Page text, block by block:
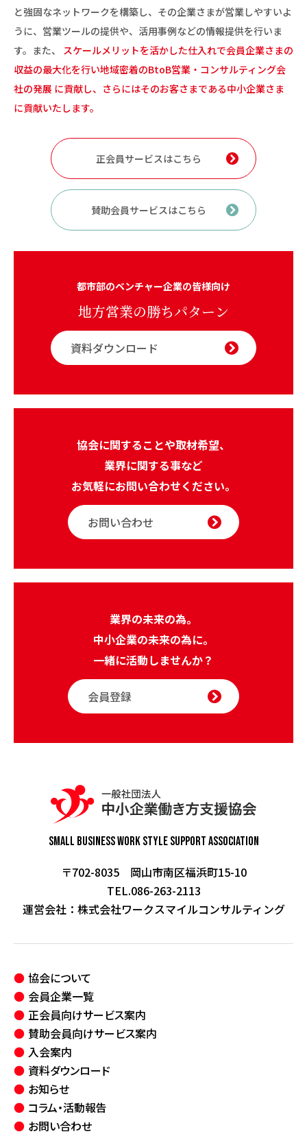
と強固なネットワークを構築し、その企業さまが営業しやすいよ
うに、営業ツールの提供や、活用事例などの情報提供を行いま
す。また、 スケールメリットを活かした仕入れで会員企業さまの
収益の最大化を行い地域密着のBtoB営業・コンサルティング会
社の発展 に貢献し、さらにはそのお客さまである中小企業さま
に貢献いたします。
正会員サービスはこちら
賛助会員サービスはこちら
都市部のベンチャー企業の皆様向け
地方営業の勝ちパターン
資料ダウンロード
協会に関することや取材希望、
業界に関する事など
お気軽にお問い合わせください。
お問い合わせ
業界の未来の為。
中小企業の未来の為に。
一緒に活動しませんか？
会員登録
Small Business Work StyleSupport Association
〒702-8035 岡山市南区福浜町15-10
TEL.086-263-2113
運営会社： 株式会社ワークスマイルコンサルティング
協会について
会員企業一覧
正会員向けサービス案内
賛助会員向けサービス案内
入会案内
資料ダウンロード
お知らせ
コラム・活動報告
お問い合わせ